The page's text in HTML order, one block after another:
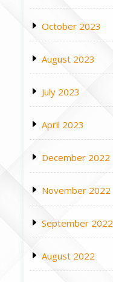
October 2023
August 2023
July 2023
April 2023
December 2022
November 2022
September 2022
August 2022